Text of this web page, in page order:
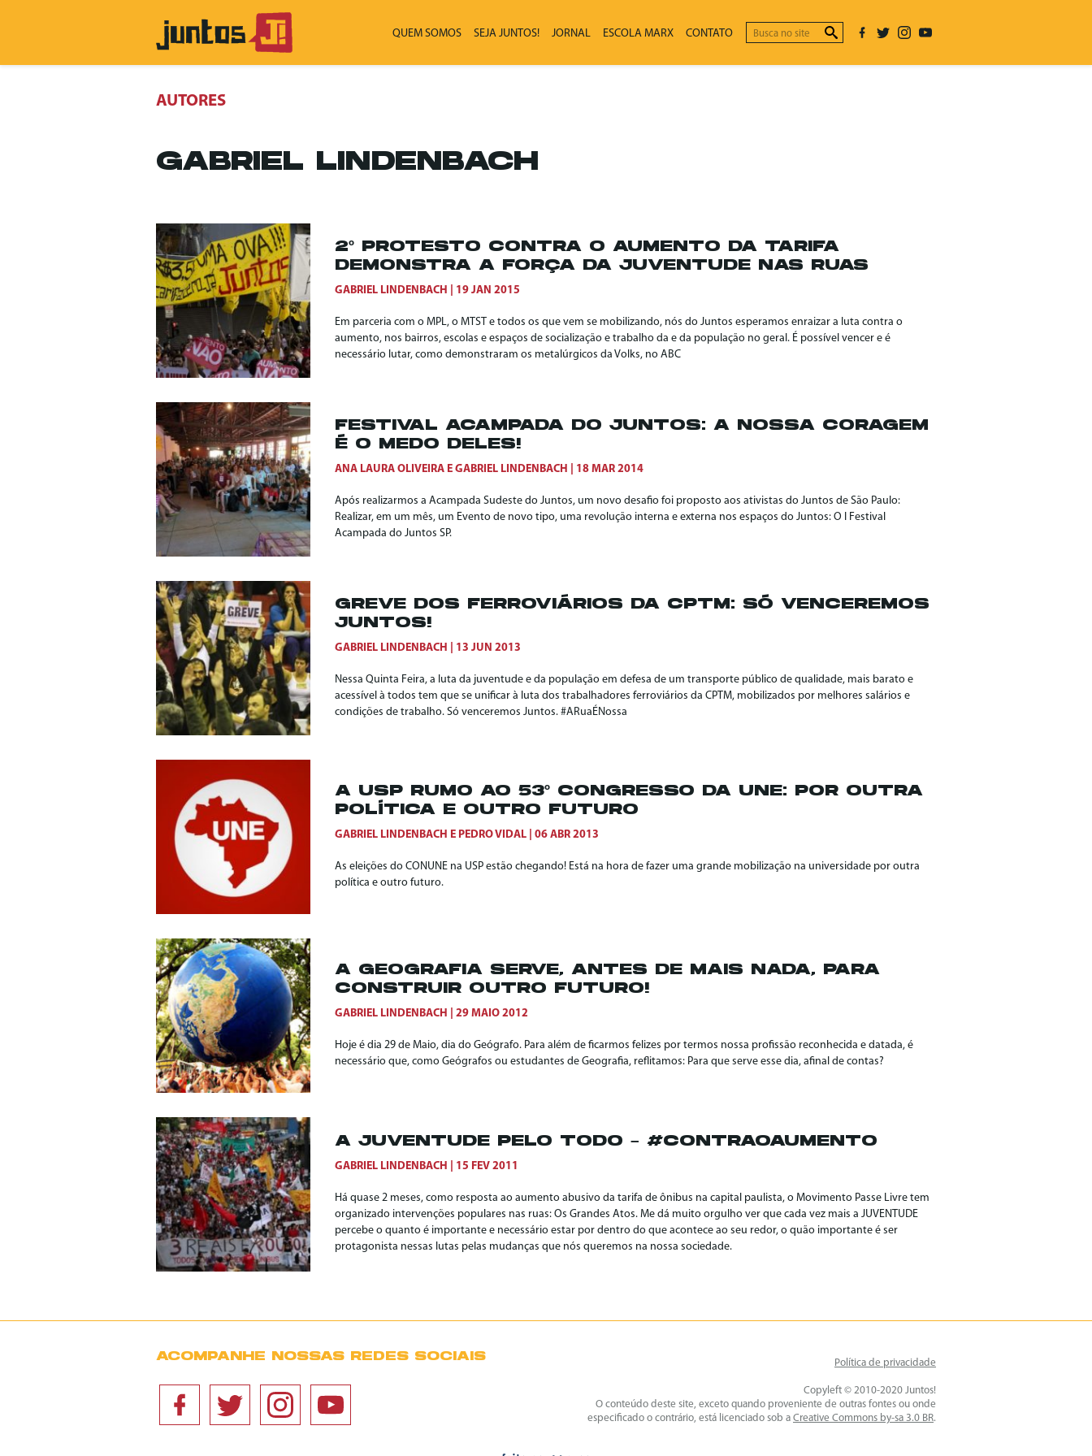
QUEM SOMOS SEJA JUNTOS! JORNAL ESCOLA MARX CONTATO
AUTORES
GABRIEL LINDENBACH
2º PROTESTO CONTRA O AUMENTO DA TARIFA
DEMONSTRA A FORÇA DA JUVENTUDE NAS RUAS
GABRIEL LINDENBACH 19 JAN 2015
Em parceria com o MPL, o MTST e todos os que vem se mobilizando, nós do Juntos esperamos enraizar a luta contra o
aumento, nos bairros, escolas e espaços de socialização e trabalho da e da população no geral. É possível vencer e é
necessário lutar, como demonstraram os metalúrgicos da Volks, no ABC
FESTIVAL ACAMPADA DO JUNTOS: A NOSSA CORAGEM
É O MEDO DELES!
ANA LAURA OLIVEIRA E GABRIEL LINDENBACH 18 MAR 2014
Após realizarmos a Acampada Sudeste do Juntos, um novo desafio foi proposto aos ativistas do Juntos de São Paulo:
Realizar, em um mês, um Evento de novo tipo, uma revolução interna e externa nos espaços do Juntos: O I Festival
Acampada do Juntos SP.
GREVE DOS FERROVIÁRIOS DA CPTM: SÓ VENCEREMOS
JUNTOS!
GABRIEL LINDENBACH 13 JUN 2013
Nessa Quinta Feira, a luta da juventude e da população em defesa de um transporte público de qualidade, mais barato e
acessível à todos tem que se unificar à luta dos trabalhadores ferroviários da CPTM, mobilizados por melhores salários e
condições de trabalho. Só venceremos Juntos. #ARuaÉNossa
A USP RUMO AO 53º CONGRESSO DA UNE: POR OUTRA
POLÍTICA E OUTRO FUTURO
GABRIEL LINDENBACH E PEDRO VIDAL 06 ABR 2013
As eleições do CONUNE na USP estão chegando! Está na hora de fazer uma grande mobilização na universidade por outra
política e outro futuro.
A GEOGRAFIA SERVE, ANTES DE MAIS NADA, PARA
CONSTRUIR OUTRO FUTURO!
GABRIEL LINDENBACH 29 MAIO 2012
Hoje é dia 29 de Maio, dia do Geógrafo. Para além de ficarmos felizes por termos nossa profissão reconhecida e datada, é
necessário que, como Geógrafos ou estudantes de Geografia, reflitamos: Para que serve esse dia, afinal de contas?
A JUVENTUDE PELO TODO – #CONTRAOAUMENTO
GABRIEL LINDENBACH 15 FEV 2011
Há quase 2 meses, como resposta ao aumento abusivo da tarifa de ônibus na capital paulista, o Movimento Passe Livre tem
organizado intervenções populares nas ruas: Os Grandes Atos. Me dá muito orgulho ver que cada vez mais a JUVENTUDE
percebe o quanto é importante e necessário estar por dentro do que acontece ao seu redor, o quão importante é ser
protagonista nessas lutas pelas mudanças que nós queremos na nossa sociedade.
ACOMPANHE NOSSAS REDES SOCIAIS Política de privacidade
Copyleft © 2010-2020 Juntos!
O conteúdo deste site, exceto quando proveniente de outras fontes ou onde
especificado o contrário, está licenciado sob a Creative Commons by-sa 3.0 BR.